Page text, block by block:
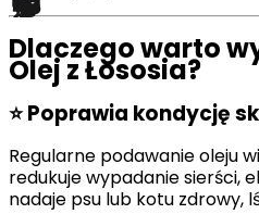
Dlaczego warto
Olej z Łososia?
⭐Poprawia kondycję
Regularne podawanie oleju
redukuje wypadanie sierści,
nadaje psu lub kotu zdrowy,